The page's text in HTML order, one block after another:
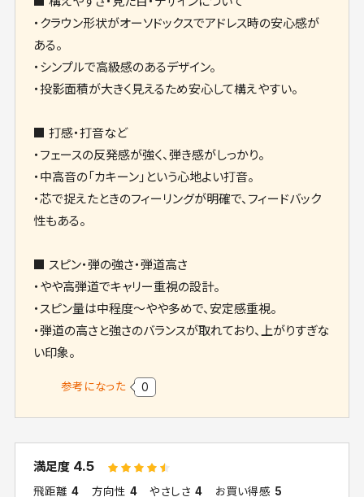
・クラウン形状がオーソドックスでアドレス時の安心感が
ある。
・シンプルで高級感のあるデザイン。
・投影面積が大きく見えるため安心して構えやすい。
■ 打感・打音など
・フェースの反発感が強く、弾き感がしっかり。
・中高音の「カキーン」という心地よい打音。
・芯で捉えたときのフィーリングが明確で、フィードバック
性もある。
■ スピン・弾の強さ・弾道高さ
・やや高弾道でキャリー重視の設計。
・スピン量は中程度〜やや多めで、安定感重視。
・弾道の高さと強さのバランスが取れており、上がりすぎな
い印象。
参考になった 0
満足度 4.5
飛距離 4 方向性 4 やさしさ 4 お買い得感 5